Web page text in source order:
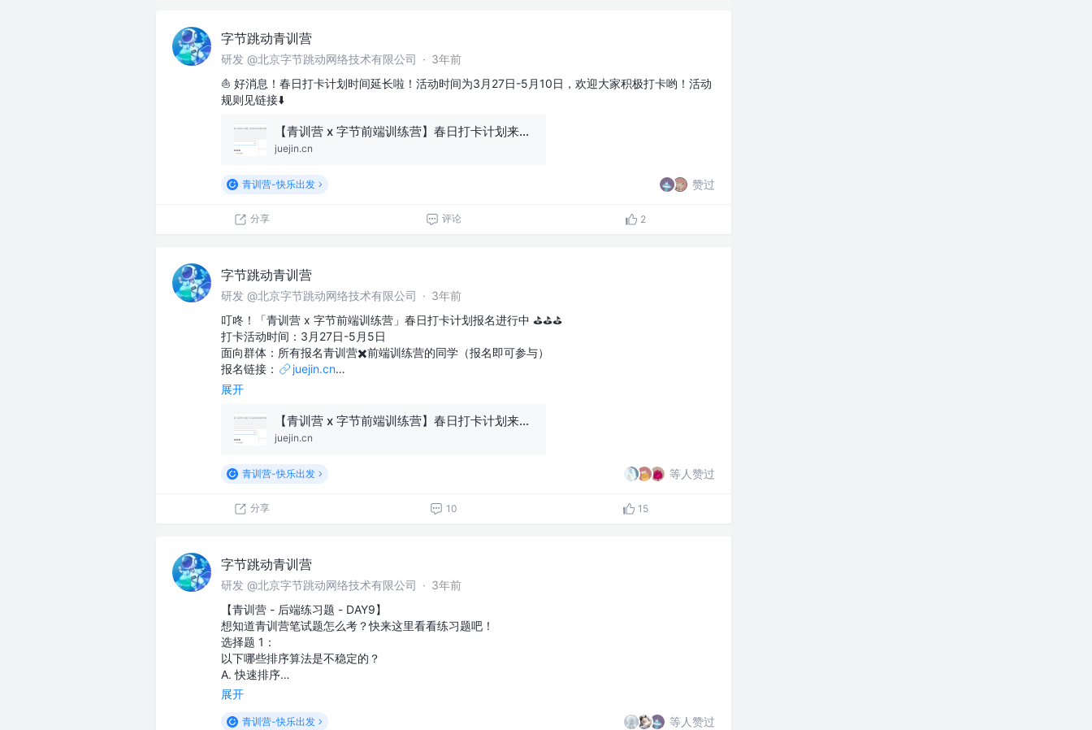
字节跳动青训营
研发 @北京字节跳动网络技术有限公司 · 3年前
⛵️ 好消息！春日打卡计划时间延长啦！活动时间为3月27日-5月10日，欢迎大家积极打卡哟！活动
规则见链接⬇️
【青训营 x 字节前端训练营】春日打卡计划来啦！
juejin.cn
青训营-快乐出发 赞过
分享 评论 2
字节跳动青训营
研发 @北京字节跳动网络技术有限公司 · 3年前
叮咚！「青训营 x 字节前端训练营」春日打卡计划报名进行中 ⛳️⛳️⛳️
打卡活动时间：3月27日-5月5日
面向群体：所有报名青训营✖️前端训练营的同学（报名即可参与）
报名链接：
juejin.cn…
展开
【青训营 x 字节前端训练营】春日打卡计划来啦！
juejin.cn
青训营-快乐出发 等人赞过
分享 10 15
字节跳动青训营
研发 @北京字节跳动网络技术有限公司 · 3年前
【青训营 - 后端练习题 - DAY9】
想知道青训营笔试题怎么考？快来这里看看练习题吧！
选择题 1：
以下哪些排序算法是不稳定的？
A. 快速排序…
展开
青训营-快乐出发 等人赞过